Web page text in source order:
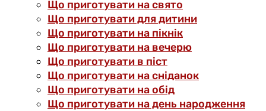
Що приготувати на свято
Що приготувати для дитини
Що приготувати на пікнік
Що приготувати на вечерю
Що приготувати в піст
Що приготувати на сніданок
Що приготувати на обід
Що приготувати на день народження